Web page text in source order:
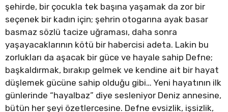
şehirde, bir çocukla tek başına yaşamak da zor bir
seçenek bir kadın için; şehrin otogarına ayak basar
basmaz sözlü tacize uğraması, daha sonra
yaşayacaklarının kötü bir habercisi adeta. Lakin bu
zorlukları da aşacak bir güce ve hayale sahip Defne;
başkaldırmak, bırakıp gelmek ve kendine ait bir hayat
düşlemek gücüne sahip olduğu gibi… Yeni hayatının ilk
günlerinde “hayalbaz” diye sesleniyor Deniz annesine,
bütün her şeyi özetlercesine. Defne evsizlik, işsizlik,